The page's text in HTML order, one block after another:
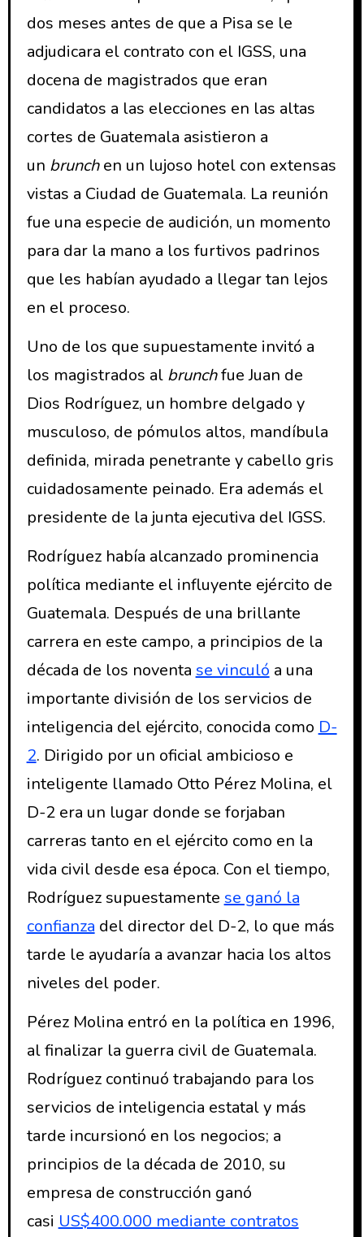
dos meses antes de que a Pisa se le
adjudicara el contrato con el IGSS, una
docena de magistrados que eran
candidatos a las elecciones en las altas
cortes de Guatemala asistieron a
un brunchen un lujoso hotel con extensas
vistas a Ciudad de Guatemala. La reunión
fue una especie de audición, un momento
para dar la mano a los furtivos padrinos
que les habían ayudado a llegar tan lejos
en el proceso.
Uno de los que supuestamente invitó a
los magistrados al brunchfue Juan de
Dios Rodríguez, un hombre delgado y
musculoso, de pómulos altos, mandíbula
definida, mirada penetrante y cabello gris
cuidadosamente peinado. Era además el
presidente de la junta ejecutiva del IGSS.
Rodríguez había alcanzado prominencia
política mediante el influyente ejército de
Guatemala. Después de una brillante
carrera en este campo, a principios de la
década de los noventa se vinculó a una
importante división de los servicios de
inteligencia del ejército, conocida como D-
2. Dirigido por un oficial ambicioso e
inteligente llamado Otto Pérez Molina, el
D-2 era un lugar donde se forjaban
carreras tanto en el ejército como en la
vida civil desde esa época. Con el tiempo,
Rodríguez supuestamente se ganó la
confianza del director del D-2, lo que más
tarde le ayudaría a avanzar hacia los altos
niveles del poder.
Pérez Molina entró en la política en 1996,
al finalizar la guerra civil de Guatemala.
Rodríguez continuó trabajando para los
servicios de inteligencia estatal y más
tarde incursionó en los negocios; a
principios de la década de 2010, su
empresa de construcción ganó
casi US$400.000 mediante contratos